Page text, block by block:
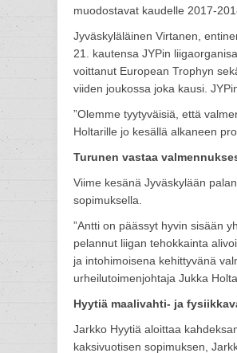
muodostavat kaudelle 2017-
Jyväskyläläinen Virtanen,
21. kautensa JYPin
voittanut European Trophyn
viiden joukossa joka kausi.
”Olemme tyytyväisiä, että
Holtarille jo kesällä alkaneen
Turunen vastaa
Viime kesänä Jyväskylään
sopimuksella.
”Antti on päässyt hyvin sisään
pelannut liigan tehokkainta
ja intohimoisena kehittyvänä
urheilutoimenjohtaja Jukka
Hyytiä maalivahti- ja
Jarkko Hyytiä aloittaa
kaksivuotisen sopimuksen,